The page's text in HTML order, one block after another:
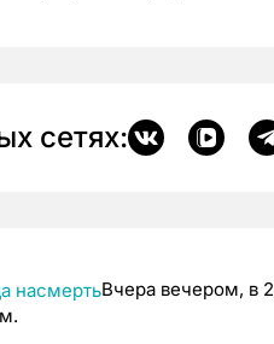
сетях:
Вчера вечером, в